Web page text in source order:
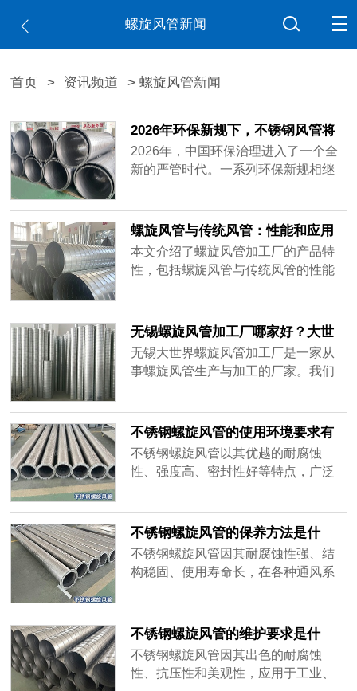
螺旋风管新闻
首页 > 资讯频道 > 螺旋风管新闻
2026年环保新规下，不锈钢风管将
成为强制标配
2026年，中国环保治理进入了一个全
新的严管时代。一系列环保新规相继
与输送核心部件的通风管道系统，其
材质标准正面临前所未有的升级压
力。在这一背景下，不锈钢风管凭借
耐腐蚀性、耐久性与密封性能，正在
螺旋风管与传统风管：性能和应用
对比解析
本文介绍了螺旋风管加工厂的产品特
性，包括螺旋风管与传统风管的性能
型。
无锡螺旋风管加工厂哪家好？大世
界螺旋风管品质好
无锡大世界螺旋风管加工厂是一家从
事螺旋风管生产与加工的厂家。我们
凭借设备和技术，我们的产品在市场
上享有良好的声誉。选择我们，确保
您的工程拥有优质的螺旋风管解决方
案。
不锈钢螺旋风管的使用环境要求有
哪些？-[大世界]
不锈钢螺旋风管以其优越的耐腐蚀
性、强度高、密封性好等特点，广泛
境要求，才能充分发挥不锈钢螺旋风
管的优势。
不锈钢螺旋风管的保养方法是什
么？-[大世界]
不锈钢螺旋风管因其耐腐蚀性强、结
构稳固、使用寿命长，在各种通风系
是确保其长时间稳定运行的关键。
不锈钢螺旋风管的维护要求是什
么？-[大世界]
不锈钢螺旋风管因其出色的耐腐蚀
性、抗压性和美观性，应用于工业、